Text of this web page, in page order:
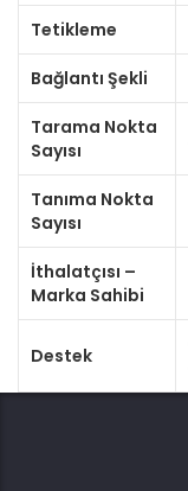
Tetikleme
Bağlantı Şekli
Tarama Nokta
Sayısı
Tanıma Nokta
Sayısı
İthalatçısı –
Marka Sahibi
Destek